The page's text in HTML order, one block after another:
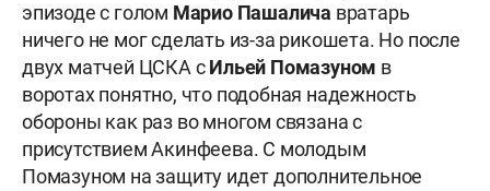
эпизоде с голом Марио Пашалича вратарь
ничего не мог сделать из-за рикошета. Но после
двух матчей ЦСКА сИльей Помазуном в
воротах понятно, что подобная надежность
обороны как раз во многом связана с
присутствием Акинфеева. С молодым
Помазуном на защиту идет дополнительное